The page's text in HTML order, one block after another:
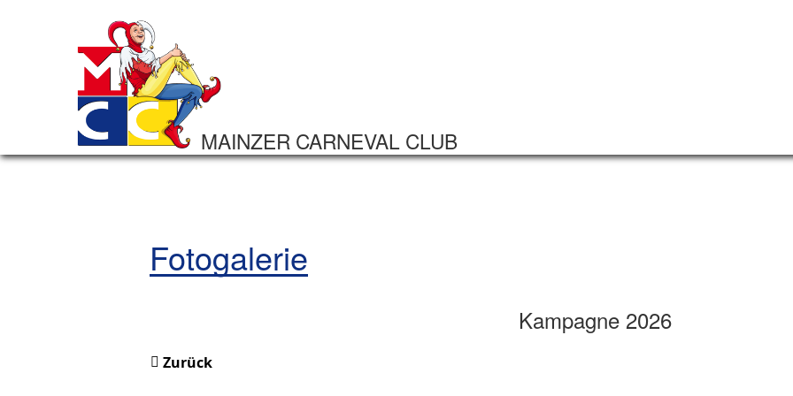
MAINZER CARNEVAL CLUB
Fotogalerie
Kampagne 2026
Zurück